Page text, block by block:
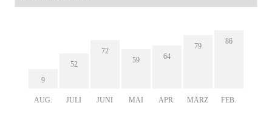
9
AUG.
52
JULI
72
JUNI
59
MAI
64
APR.
79
MÄRZ
86
FEB.